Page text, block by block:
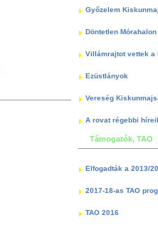
Győzelem
Döntetlen
Villámrajtot vettek a
Ezüstlányok
Vereség
A rovat régebbi
Támogatók, TAO
Elfogadták a 2013/
2017-18-as TAO
TAO 2016